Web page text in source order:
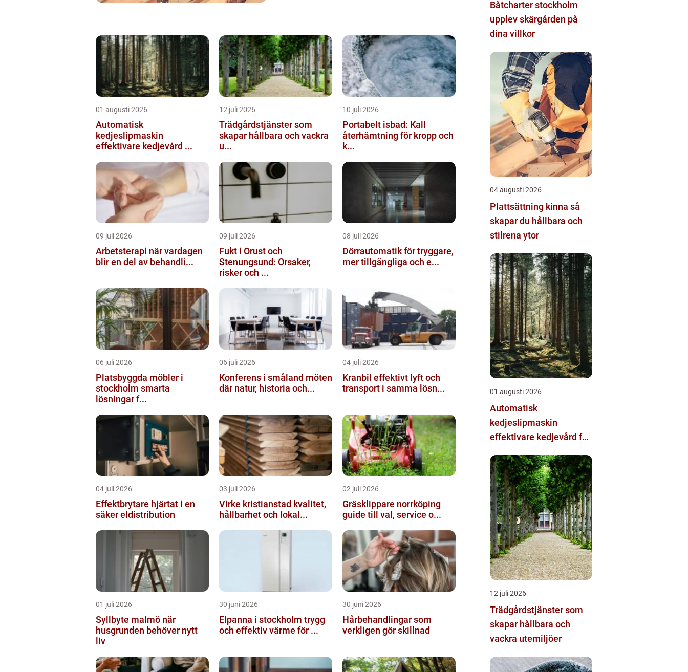
01 augusti 2026
Automatisk
kedjeslipmaskin
effektivare kedjevård ...
12 juli 2026
Trädgårdstjänster som
skapar hållbara och vackra
u...
10 juli 2026
Portabelt isbad: Kall
återhämtning för kropp och
k...
09 juli 2026
Arbetsterapi när vardagen
blir en del av behandli...
09 juli 2026
Fukt i Orust och
Stenungsund: Orsaker,
risker och ...
08 juli 2026
Dörrautomatik för tryggare,
mer tillgängliga och e...
06 juli 2026
Platsbyggda möbler i
stockholm smarta
lösningar f...
06 juli 2026
Konferens i småland möten
där natur, historia och...
04 juli 2026
Kranbil effektivt lyft och
transport i samma lösn...
04 juli 2026
Effektbrytare hjärtat i en
säker eldistribution
03 juli 2026
Virke kristianstad kvalitet,
hållbarhet och lokal...
02 juli 2026
Gräsklippare norrköping
guide till val, service o...
01 juli 2026
Syllbyte malmö när
husgrunden behöver nytt
liv
30 juni 2026
Elpanna i stockholm trygg
och effektiv värme för ...
30 juni 2026
Hårbehandlingar som
verkligen gör skillnad
Båtcharter stockholm
upplev skärgården på
dina villkor
04 augusti 2026
Plattsättning kinna så
skapar du hållbara och
stilrena ytor
01 augusti 2026
Automatisk
kedjeslipmaskin
effektivare kedjevård för
12 juli 2026
Trädgårdstjänster som
skapar hållbara och
vackra utemiljöer